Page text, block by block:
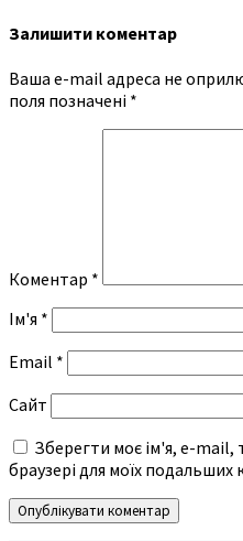
Залишити коментар
Ваша e-mail адреса не
поля позначені *
Коментар *
Ім'я *
Email *
Сайт
Зберегти моє ім'я, e-mail,
браузері для моїх подальших